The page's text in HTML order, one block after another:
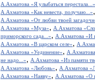
А.Ахматова «Я улыбаться перестала...»
А.Ахматова «Как невеста, получаю...»
А.Ахматова «От любви твоей
А.Ахматова «Муза», А.Ахматова
приморского сада...», А.Ахматова «И
А.Ахматова «В царском селе»,
А.Ахматова «Уединение»,
не надо...», А.Ахматова «Из памяти
А.Ахматова «Любовь», А.Ахматова
А.Ахматова «Наяву», А.Ахматова «О